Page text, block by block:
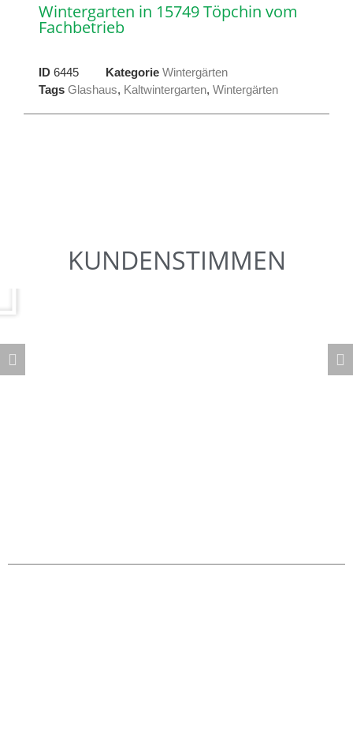
Wintergarten in 15749 Töpchin vom
Fachbetrieb
ID 6445 Kategorie Wintergärten
Tags Glashaus, Kaltwintergarten, Wintergärten
KUNDENSTIMMEN